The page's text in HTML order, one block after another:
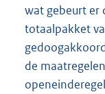
wat gebeurt er
totaalpakket
de